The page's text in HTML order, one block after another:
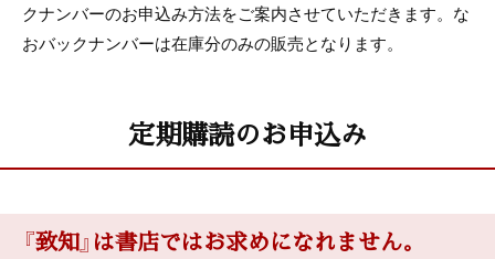
クナンバーのお申込み方法をご案内させていただきます。な
おバックナンバーは在庫分のみの販売となります。
定期購読のお申込み
『致知』は書店ではお求めになれません。